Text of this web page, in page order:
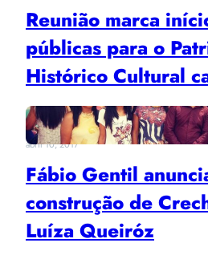
Reunião marca
públicas para o
Histórico Cultural
abril 10, 2017
Fábio Gentil
construção de
Luíza Queiróz